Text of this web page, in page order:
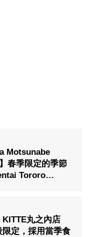
Motsunabe
春季限定的季節
Tororo
丸之內店
限定，採用當季食